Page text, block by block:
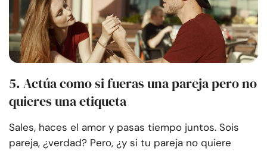
5. Actúa como si fueras una pareja pero no
quieres una etiqueta
Sales, haces el amor y pasas tiempo juntos. Sois
pareja, ¿verdad? Pero, ¿y si tu pareja no quiere